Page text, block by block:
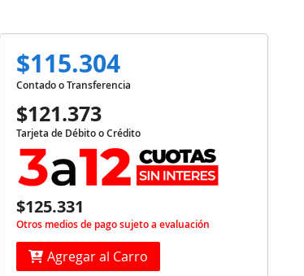
$115.304
Contado o Transferencia
$121.373
Tarjeta de Débito o Crédito
$125.331
Otros medios de pago sujeto a evaluación
Agregar al Carro